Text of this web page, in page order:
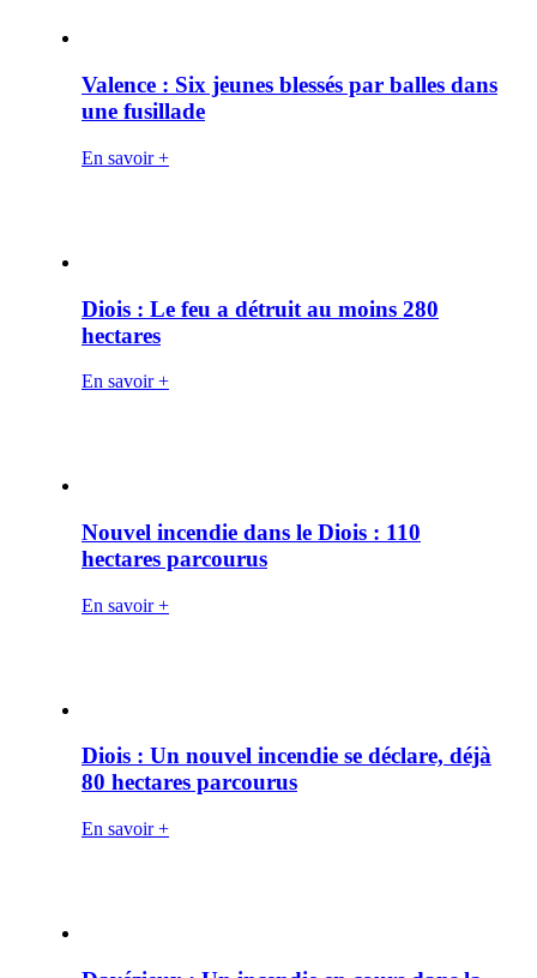
Valence : Six jeunes blessés par balles dans
une fusillade
En savoir +
Diois : Le feu a détruit au moins 280
hectares
En savoir +
Nouvel incendie dans le Diois : 110
hectares parcourus
En savoir +
Diois : Un nouvel incendie se déclare, déjà
80 hectares parcourus
En savoir +